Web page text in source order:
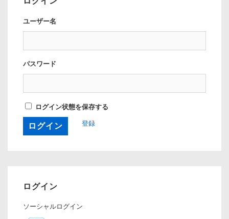
ユーザー名
パスワード
ログイン状態を保存する
登録
ログイン
ソーシャルログイン